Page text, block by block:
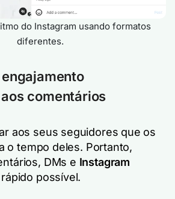
do Instagram usando formatos
diferentes.
comentários
aos seus seguidores que os
o tempo deles. Portanto,
DMs e Instagram
possível.